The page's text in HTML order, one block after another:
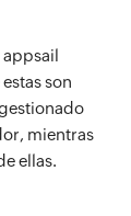
son
mientras
ellas.